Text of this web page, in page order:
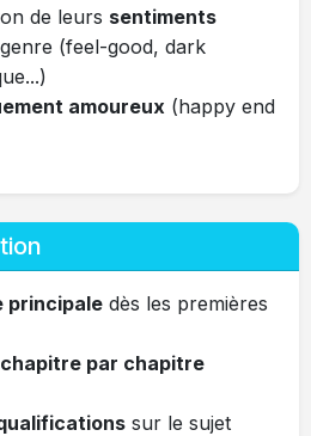
de leurs sentiments
(feel-good, dark
amoureux (happy end
principale dès les premières
par chapitre
sur le sujet